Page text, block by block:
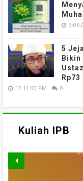
5
12:11:00 PM 0
Kuliah IPB